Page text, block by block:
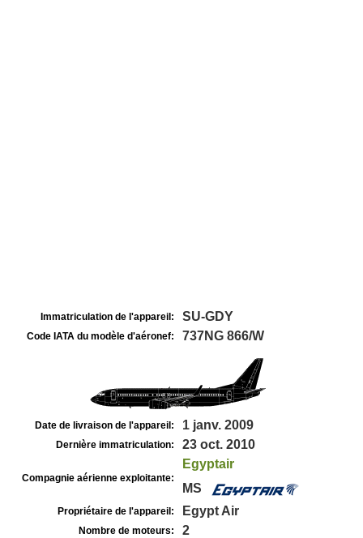
Immatriculation de l'appareil: SU-GDY
Code IATA du modèle d'aéronef: 737NG 866/W
Date de livraison de l'appareil: 1 janv. 2009
Dernière immatriculation: 23 oct. 2010
Compagnie aérienne exploitante:
Egyptair
MS
Propriétaire de l'appareil: Egypt Air
Nombre de moteurs: 2